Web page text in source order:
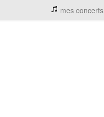
mes concerts